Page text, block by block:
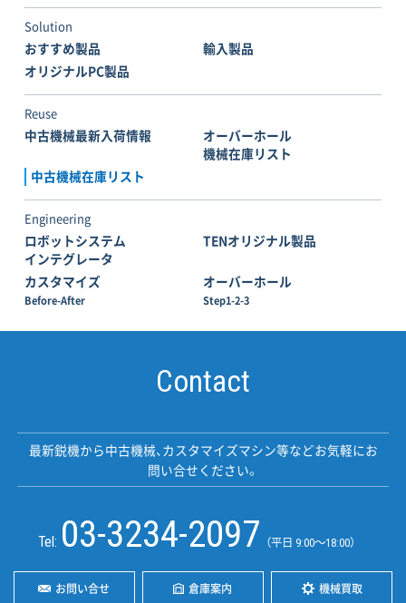
Solution
おすすめ製品
輸入製品
オリジナルPC製品
Reuse
中古機械最新入荷情報
オーバーホール
機械在庫リスト
中古機械在庫リスト
Engineering
ロボットシステム
インテグレータ
TENオリジナル製品
カスタマイズ
Before-After
オーバーホール
Step1-2-3
Contact
最新鋭機から中古機械、カスタマイズマシン等などお気軽にお
問い合せください。
Tel: 03-3234-2097 （平日 9:00〜18:00）
お問い合せ 倉庫案内 機械買取